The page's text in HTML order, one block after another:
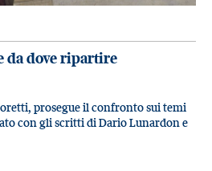
da dove ripartire
prosegue il confronto sui temi
con gli scritti di Dario Lunardon e